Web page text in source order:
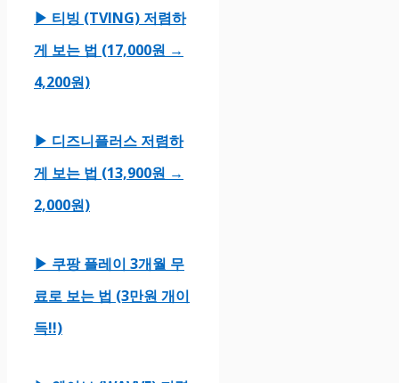
▶ 티빙 (TVING) 저렴하
게 보는 법 (17,000원 →
4,200원)
▶ 디즈니플러스 저렴하
게 보는 법 (13,900원 →
2,000원)
▶ 쿠팡 플레이 3개월 무
료로 보는 법 (3만원 개이
득!!)